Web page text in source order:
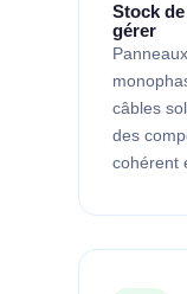
Stock
gérer
câbles
des
cohérent